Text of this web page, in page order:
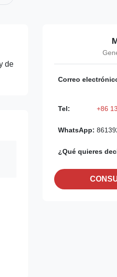
de
Correo
Tel: +86
WhatsApp:
¿Qué quieres